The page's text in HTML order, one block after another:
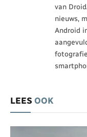
van
nieuws,
Android
LEES OOK